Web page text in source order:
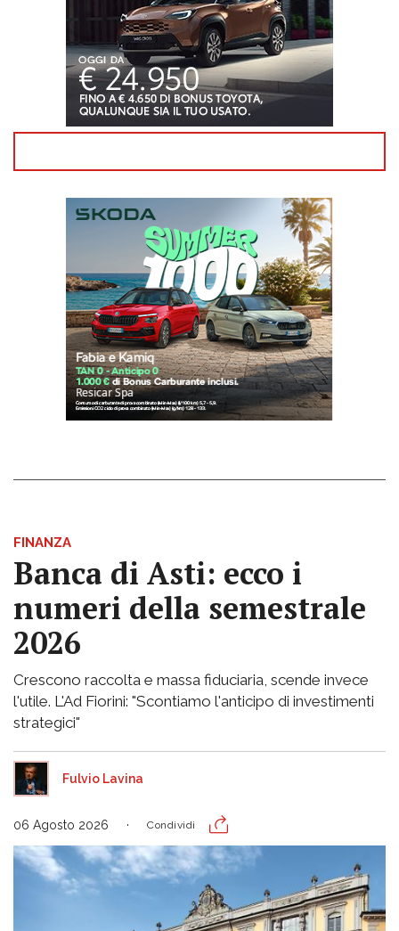
FINANZA
Banca di Asti: ecco i
numeri della semestrale
2026
Crescono raccolta e massa fiduciaria, scende invece
l'utile. L'Ad Fiorini: "Scontiamo l'anticipo di investimenti
strategici"
Fulvio Lavina
06 Agosto 2026 Condividi